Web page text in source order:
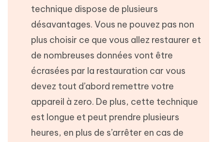
technique dispose de plusieurs
désavantages. Vous ne pouvez pas non
plus choisir ce que vous allez restaurer et
de nombreuses données vont être
écrasées par la restauration car vous
devez tout d’abord remettre votre
appareil à zero. De plus, cette technique
est longue et peut prendre plusieurs
heures, en plus de s’arrêter en cas de